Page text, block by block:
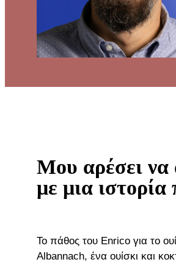
Μου αρέσει να
με μια ιστορία
Το πάθος του Enrico για το
Albannach, ένα ουίσκι και